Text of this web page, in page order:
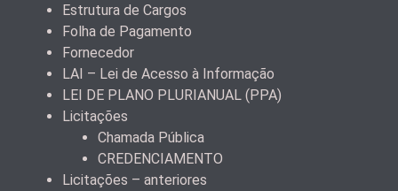
Estrutura de Cargos
Folha de Pagamento
Fornecedor
LAI – Lei de Acesso à Informação
LEI DE PLANO PLURIANUAL (PPA)
Licitações
Chamada Pública
CREDENCIAMENTO
Licitações – anteriores